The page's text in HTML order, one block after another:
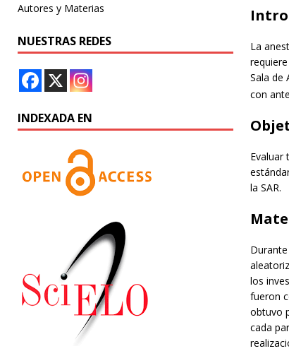
La
Sala de
con
Evaluar
la SAR.
los
fueron
obtuvo
cada
Autores y Materias
NUESTRAS REDES
INDEXADA EN